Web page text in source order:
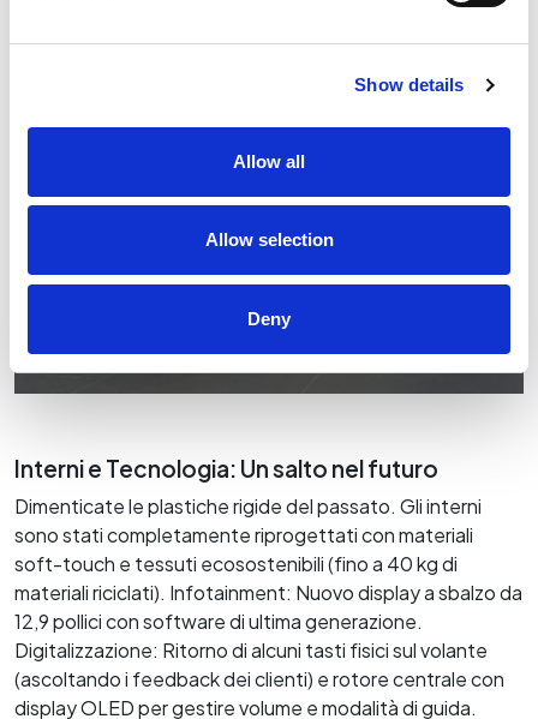
Show details
Allow all
Allow selection
Deny
Interni e Tecnologia: Un salto nel futuro
Dimenticate le plastiche rigide del passato. Gli interni
sono stati completamente riprogettati con materiali
soft-touch e tessuti ecosostenibili (fino a 40 kg di
materiali riciclati). Infotainment: Nuovo display a sbalzo da
12,9 pollici con software di ultima generazione.
Digitalizzazione: Ritorno di alcuni tasti fisici sul volante
(ascoltando i feedback dei clienti) e rotore centrale con
display OLED per gestire volume e modalità di guida.